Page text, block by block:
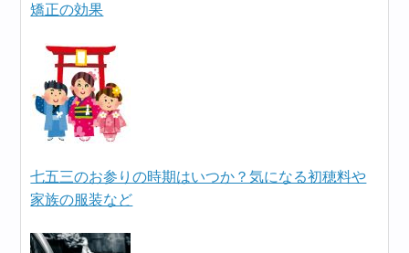
矯正の効果
七五三のお参りの時期はいつか？気になる初穂料や
家族の服装など